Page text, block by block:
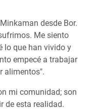
desde Bor.
Me siento
lo que han vivido y
empecé a trabajar
alimentos".
mi comunidad; son
de esta realidad.